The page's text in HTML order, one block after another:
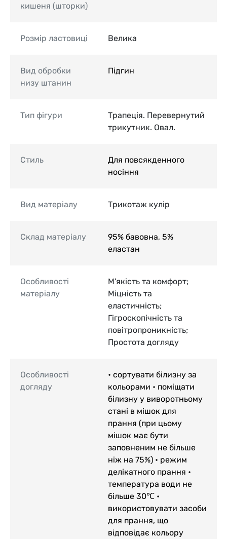
кишеня (шторки)
Розмір ластовиці Велика
Вид обробки
низу штанин
Підгин
Тип фігури
Трапеція. Перевернутий
трикутник. Овал.
Стиль
Для повсякденного
носіння
Вид матеріалу Трикотаж кулір
Склад матеріалу
95% бавовна, 5%
еластан
Особливості
матеріалу
М'якість та комфорт;
Міцність та
еластичність;
Гігроскопічність та
повітропроникність;
Простота догляду
Особливості
догляду
• сортувати білизну за
кольорами • поміщати
білизну у виворотньому
стані в мішок для
прання (при цьому
мішок має бути
заповненим не більше
ніж на 75%) • режим
делікатного прання •
температура води не
більше 30℃ •
використовувати засоби
для прання, що
відповідає кольору